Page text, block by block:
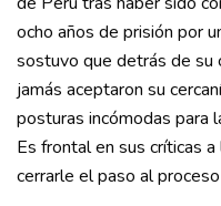
ocho años de prisión por
sostuvo que detrás de su
jamás aceptaron su
posturas incómodas para
Es frontal en sus críticas
cerrarle el paso al